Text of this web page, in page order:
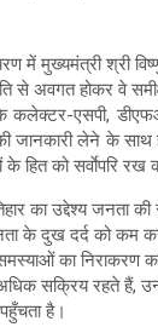
में मुख्यमंत्री श्री
से अवगत होकर वे
कलेक्टर-एसपी,
लेने के साथ
के हित को सर्वाेपरि
का उद्देश्य
के दुख दर्द को कम
का निराकरण
सक्रिय रहते हैं,
है।